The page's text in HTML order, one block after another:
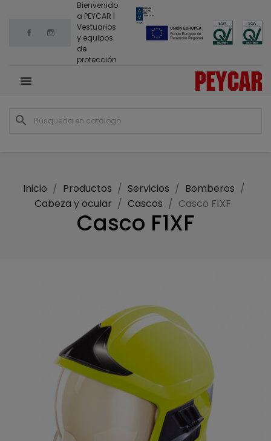
FacebookInstagram
Bienvenido
a PEYCAR |
Vestuarios
y equipos
de
protección

search
Inicio Productos Servicios
Bomberos
Cabeza y ocular
Cascos Casco F1XF
Casco F1XF